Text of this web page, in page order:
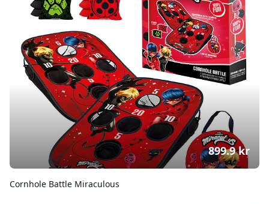
Cornhole Battle Miraculous
899.9kr